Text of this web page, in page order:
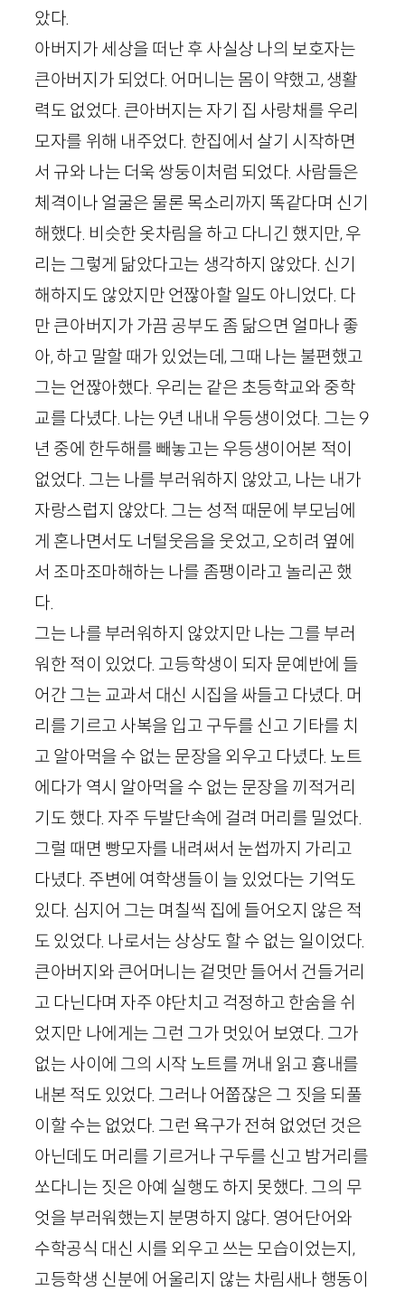
았다.
아버지가 세상을 떠난 후 사실상 나의 보호자는
큰아버지가 되었다. 어머니는 몸이 약했고, 생활
력도 없었다. 큰아버지는 자기 집 사랑채를 우리
모자를 위해 내주었다. 한집에서 살기 시작하면
서 규와 나는 더욱 쌍둥이처럼 되었다. 사람들은
체격이나 얼굴은 물론 목소리까지 똑같다며 신기
해했다. 비슷한 옷차림을 하고 다니긴 했지만, 우
리는 그렇게 닮았다고는 생각하지 않았다. 신기
해하지도 않았지만 언짢아할 일도 아니었다. 다
만 큰아버지가 가끔 공부도 좀 닮으면 얼마나 좋
아, 하고 말할 때가 있었는데, 그때 나는 불편했고
그는 언짢아했다. 우리는 같은 초등학교와 중학
교를 다녔다. 나는 9년 내내 우등생이었다. 그는 9
년 중에 한두해를 빼놓고는 우등생이어본 적이
없었다. 그는 나를 부러워하지 않았고, 나는 내가
자랑스럽지 않았다. 그는 성적 때문에 부모님에
게 혼나면서도 너털웃음을 웃었고, 오히려 옆에
서 조마조마해하는 나를 좀팽이라고 놀리곤 했
다.
그는 나를 부러워하지 않았지만 나는 그를 부러
워한 적이 있었다. 고등학생이 되자 문예반에 들
어간 그는 교과서 대신 시집을 싸들고 다녔다. 머
리를 기르고 사복을 입고 구두를 신고 기타를 치
고 알아먹을 수 없는 문장을 외우고 다녔다. 노트
에다가 역시 알아먹을 수 없는 문장을 끼적거리
기도 했다. 자주 두발단속에 걸려 머리를 밀었다.
그럴 때면 빵모자를 내려써서 눈썹까지 가리고
다녔다. 주변에 여학생들이 늘 있었다는 기억도
있다. 심지어 그는 며칠씩 집에 들어오지 않은 적
도 있었다. 나로서는 상상도 할 수 없는 일이었다.
큰아버지와 큰어머니는 겉멋만 들어서 건들거리
고 다닌다며 자주 야단치고 걱정하고 한숨을 쉬
었지만 나에게는 그런 그가 멋있어 보였다. 그가
없는 사이에 그의 시작 노트를 꺼내 읽고 흉내를
내본 적도 있었다. 그러나 어쭙잖은 그 짓을 되풀
이할 수는 없었다. 그런 욕구가 전혀 없었던 것은
아닌데도 머리를 기르거나 구두를 신고 밤거리를
쏘다니는 짓은 아예 실행도 하지 못했다. 그의 무
엇을 부러워했는지 분명하지 않다. 영어단어와
수학공식 대신 시를 외우고 쓰는 모습이었는지,
고등학생 신분에 어울리지 않는 차림새나 행동이